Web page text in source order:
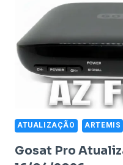
ATUALIZAÇÃO ARTEMIS
Gosat Pro